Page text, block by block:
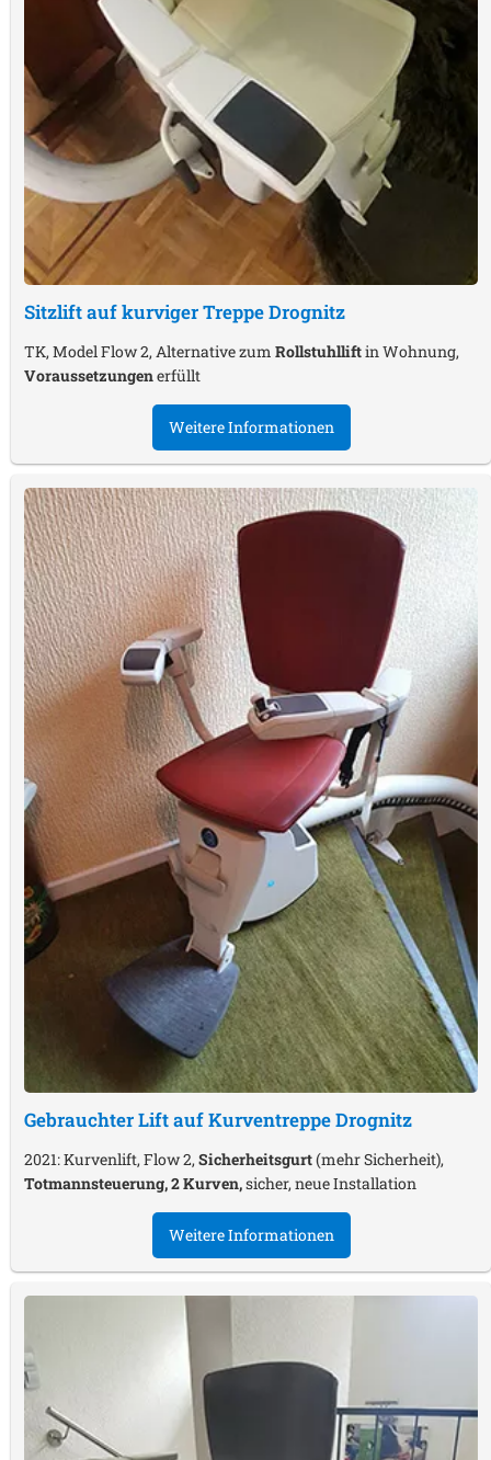
Sitzlift auf kurviger TreppeDrognitz
TK, Model Flow 2, Alternative zum Rollstuhlliftin Wohnung,
Voraussetzungenerfüllt
Weitere Informationen
Gebrauchter Lift auf KurventreppeDrognitz
2021: Kurvenlift, Flow 2, Sicherheitsgurt(mehr Sicherheit),
Totmannsteuerung, 2 Kurven,sicher, neue Installation
Weitere Informationen